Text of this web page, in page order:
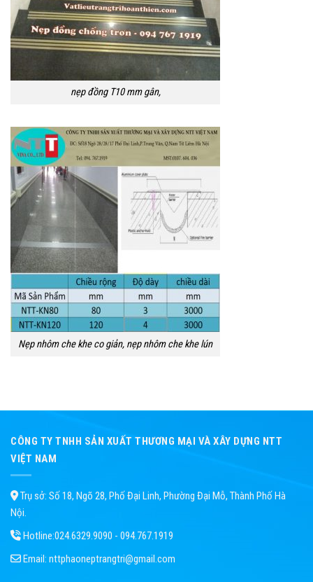
nẹp đồng T10 mm gân,
Nẹp nhôm che khe co giản, nẹp nhôm che khe lún
CÔNG TY TNHH SẢN XUẤT THƯƠNG MẠI VÀ XÂY DỰNG NTT
VIỆT NAM
Trụ sở: Số 18, Ngõ 28, Phố Đại Linh, Phường Đại Mỗ, Thành Phố Hà
Nội.
Hotline:024.6329.9090 - 094.767.1919
Email: nttphaoneptrangtri@gmail.com